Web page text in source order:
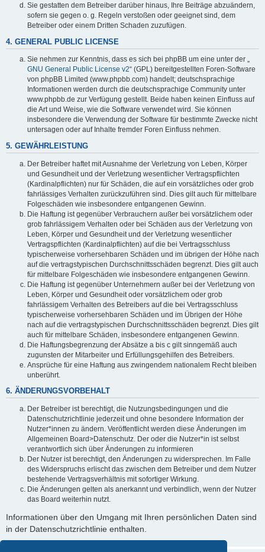
Sie gestatten dem Betreiber darüber hinaus, Ihre Beiträge abzuändern,
sofern sie gegen o. g. Regeln verstoßen oder geeignet sind, dem
Betreiber oder einem Dritten Schaden zuzufügen.
4. GENERAL PUBLIC LICENSE
Sie nehmen zur Kenntnis, dass es sich bei phpBB um eine unter der „
GNU General Public License v2“ (GPL) bereitgestellten Foren-Software
von phpBB Limited (www.phpbb.com) handelt; deutschsprachige
Informationen werden durch die deutschsprachige Community unter
www.phpbb.de zur Verfügung gestellt. Beide haben keinen Einfluss auf
die Art und Weise, wie die Software verwendet wird. Sie können
insbesondere die Verwendung der Software für bestimmte Zwecke nicht
untersagen oder auf Inhalte fremder Foren Einfluss nehmen.
5. GEWÄHRLEISTUNG
Der Betreiber haftet mit Ausnahme der Verletzung von Leben, Körper
und Gesundheit und der Verletzung wesentlicher Vertragspflichten
(Kardinalpflichten) nur für Schäden, die auf ein vorsätzliches oder grob
fahrlässiges Verhalten zurückzuführen sind. Dies gilt auch für mittelbare
Folgeschäden wie insbesondere entgangenen Gewinn.
Die Haftung ist gegenüber Verbrauchern außer bei vorsätzlichem oder
grob fahrlässigem Verhalten oder bei Schäden aus der Verletzung von
Leben, Körper und Gesundheit und der Verletzung wesentlicher
Vertragspflichten (Kardinalpflichten) auf die bei Vertragsschluss
typischerweise vorhersehbaren Schäden und im übrigen der Höhe nach
auf die vertragstypischen Durchschnittsschäden begrenzt. Dies gilt auch
für mittelbare Folgeschäden wie insbesondere entgangenen Gewinn.
Die Haftung ist gegenüber Unternehmern außer bei der Verletzung von
Leben, Körper und Gesundheit oder vorsätzlichem oder grob
fahrlässigem Verhalten des Betreibers auf die bei Vertragsschluss
typischerweise vorhersehbaren Schäden und im Übrigen der Höhe
nach auf die vertragstypischen Durchschnittsschäden begrenzt. Dies gilt
auch für mittelbare Schäden, insbesondere entgangenen Gewinn.
Die Haftungsbegrenzung der Absätze a bis c gilt sinngemäß auch
zugunsten der Mitarbeiter und Erfüllungsgehilfen des Betreibers.
Ansprüche für eine Haftung aus zwingendem nationalem Recht bleiben
unberührt.
6. ÄNDERUNGSVORBEHALT
Der Betreiber ist berechtigt, die Nutzungsbedingungen und die
Datenschutzrichtlinie jederzeit und ohne besondere Information der
Nutzer*innen zu ändern. Veröffentlicht werden diese Änderungen im
Allgemeinen Board>Datenschutz. Der oder die Nutzer*in ist selbst
verantwortlich sich über Änderungen zu informieren
Der Nutzer ist berechtigt, den Änderungen zu widersprechen. Im Falle
des Widerspruchs erlischt das zwischen dem Betreiber und dem Nutzer
bestehende Vertragsverhältnis mit sofortiger Wirkung.
Die Änderungen gelten als anerkannt und verbindlich, wenn der Nutzer
das Board weiterhin nutzt.
Informationen über den Umgang mit Ihren persönlichen Daten sind
in der Datenschutzrichtlinie enthalten.